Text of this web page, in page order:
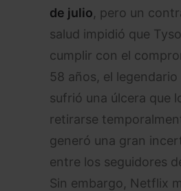
de julio, pero un
salud impidió que
cumplir con el
58 años, el
sufrió una úlcera que
retirarse
generó una gran
entre los seguidores
Sin embargo, Netflix